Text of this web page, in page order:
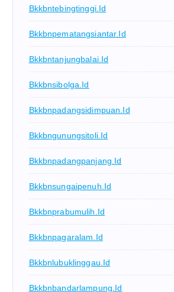
Bkkbntebingtinggi.id
Bkkbnpematangsiantar.id
Bkkbntanjungbalai.id
Bkkbnsibolga.id
Bkkbnpadangsidimpuan.id
Bkkbngunungsitoli.id
Bkkbnpadangpanjang.id
Bkkbnsungaipenuh.id
Bkkbnprabumulih.id
Bkkbnpagaralam.id
Bkkbnlubuklinggau.id
Bkkbnbandarlampung.id